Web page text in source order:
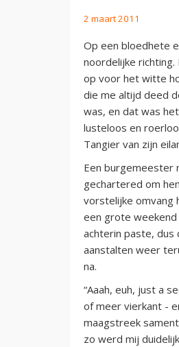
2 maart 2011
Op een bloedhete
noordelijke
op voor het witte
die me altijd deed
was, en dat was
lusteloos en
Tangier van zijn
Een burgemeester
gechartered om
vorstelijke omvang
een grote
achterin paste, dus
aanstalten weer
na.
“Aaah, euh, just a
of meer vierkant -
maagstreek
zo werd mij